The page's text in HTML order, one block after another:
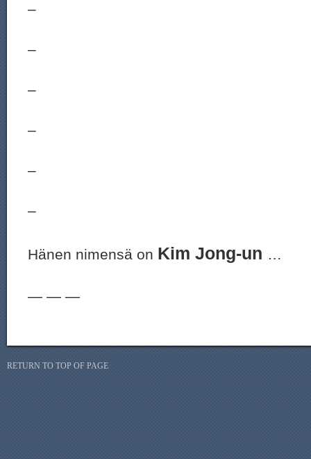
–
–
–
–
–
–
Hänen nimensä on Kim Jong-un …
— — —
RETURN TO TOP OF PAGE